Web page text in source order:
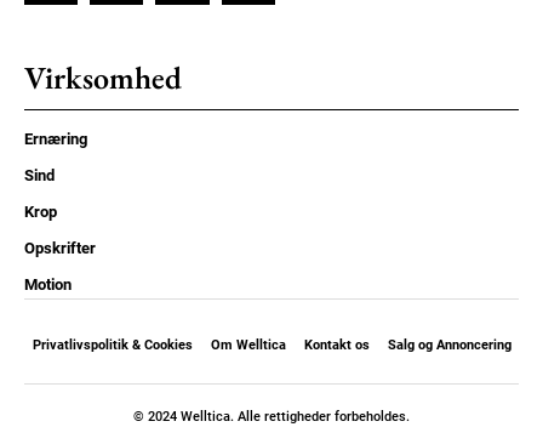
Virksomhed
Ernæring
Sind
Krop
Opskrifter
Motion
Privatlivspolitik & Cookies Om Welltica Kontakt os Salg og Annoncering
© 2024 Welltica. Alle rettigheder forbeholdes.